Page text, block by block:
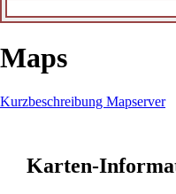
Maps
Kurzbeschreibung Mapserver
Karten-